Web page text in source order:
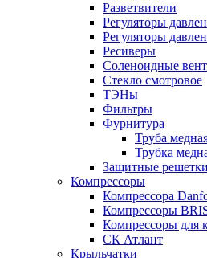
Разветвители
Регуляторы
Регуляторы
Ресиверы
Соленоидные
Стекло смотровое
ТЭНы
Фильтры
Фурнитура
Труба
Трубка
Защитные решетки
Компрессоры
Компрессора
Компрессоры
Компрессоры для
СК Атлант
Крыльчатки